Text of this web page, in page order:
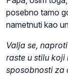
posebno tamo
nametnuti kao
Valja se,
raste u stilu
sposobnosti za